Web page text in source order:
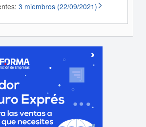
3 miembros (22/09/2021)